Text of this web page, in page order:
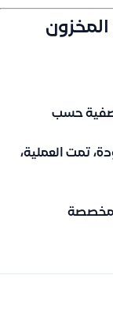
حسب
تمت العملية،
مخصصة